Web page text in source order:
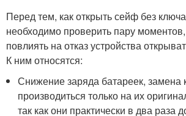
Перед тем, как открыть сейф без
необходимо проверить пару
повлиять на отказ устройства
К ним относятся:
Снижение заряда батареек, замена
производиться только на их
так как они практически в два раза